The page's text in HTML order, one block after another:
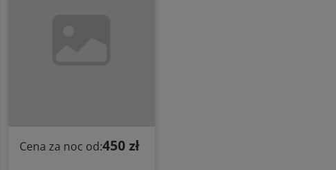
Cena za noc od:450 zł